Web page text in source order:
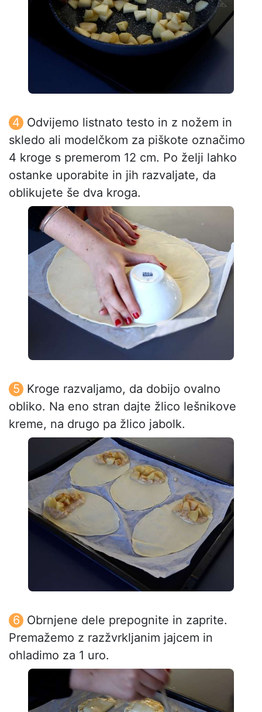
Odvijemo listnato testo in z nožem in
skledo ali modelčkom za piškote označimo
4 kroge s premerom 12 cm. Po želji lahko
ostanke uporabite in jih razvaljate, da
oblikujete še dva kroga.
Kroge razvaljamo, da dobijo ovalno
obliko. Na eno stran dajte žlico lešnikove
kreme, na drugo pa žlico jabolk.
Obrnjene dele prepognite in zaprite.
Premažemo z razžvrkljanim jajcem in
ohladimo za 1 uro.